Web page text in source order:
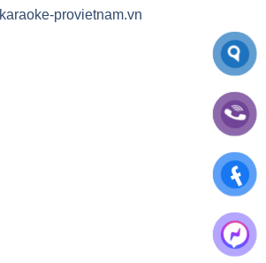
karaoke-provietnam.vn